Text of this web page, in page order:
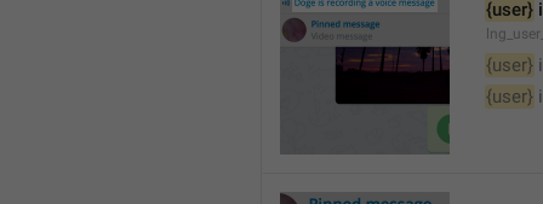
{user}
{user}
{user}